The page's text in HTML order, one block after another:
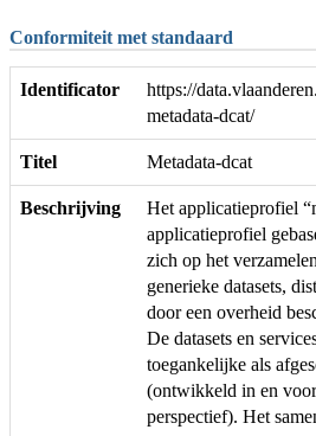
Conformiteit met standaard
Identificator
https://
metadata-dcat/
Titel Metadata-dcat
Beschrijving
Het applicatieprofiel
applicatieprofiel
zich op het
generieke datasets,
door een overheid
De datasets en
toegankelijke als
(ontwikkeld in en
perspectief). Het